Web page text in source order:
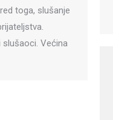
toga, slušanje
Većina